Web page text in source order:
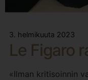
3. helmikuuta 2023
Le Figaro
«Ilman kritisoinnin